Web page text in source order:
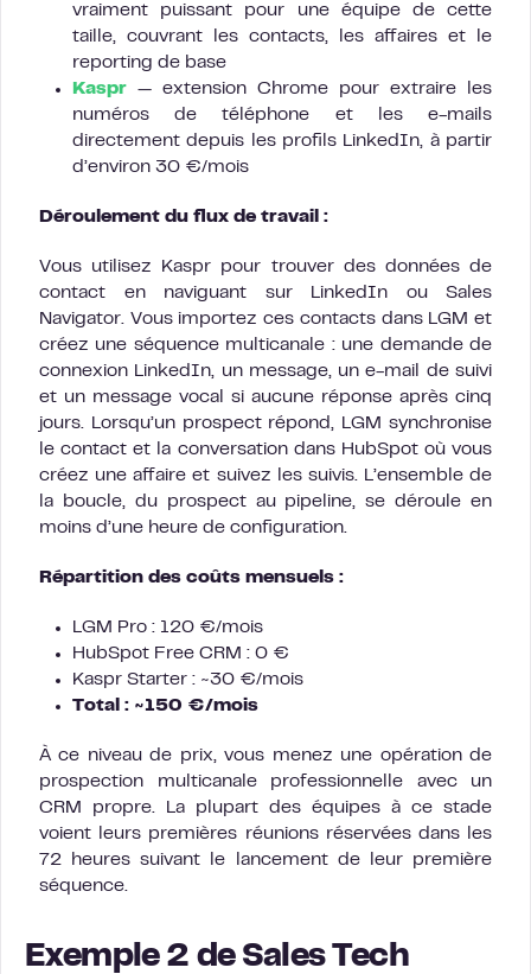
vraiment puissant pour une équipe de cette
taille, couvrant les contacts, les affaires et le
reporting de base
Kaspr — extension Chrome pour extraire les
numéros de téléphone et les e-mails
directement depuis les profils LinkedIn, à partir
d’environ 30 €/mois
Déroulement du flux de travail :
Vous utilisez Kaspr pour trouver des données de
contact en naviguant sur LinkedIn ou Sales
Navigator. Vous importez ces contacts dans LGM et
créez une séquence multicanale : une demande de
connexion LinkedIn, un message, un e-mail de suivi
et un message vocal si aucune réponse après cinq
jours. Lorsqu’un prospect répond, LGM synchronise
le contact et la conversation dans HubSpot où vous
créez une affaire et suivez les suivis. L’ensemble de
la boucle, du prospect au pipeline, se déroule en
moins d’une heure de configuration.
Répartition des coûts mensuels :
LGM Pro : 120 €/mois
HubSpot Free CRM : 0 €
Kaspr Starter : ~30 €/mois
Total : ~150 €/mois
À ce niveau de prix, vous menez une opération de
prospection multicanale professionnelle avec un
CRM propre. La plupart des équipes à ce stade
voient leurs premières réunions réservées dans les
72 heures suivant le lancement de leur première
séquence.
Exemple 2 de Sales Tech